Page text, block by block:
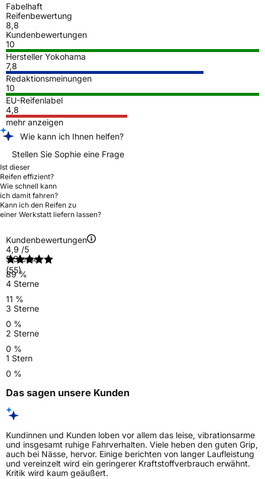
Fabelhaft
Reifenbewertung
8,8
Kundenbewertungen
10
Hersteller Yokohama
7,8
Redaktionsmeinungen
10
EU-Reifenlabel
4,8
mehr anzeigen
Wie kann ich Ihnen helfen?
Stellen Sie Sophie eine Frage
Ist dieser
Reifen effizient?
Wie schnell kann
ich damit fahren?
Kann ich den Reifen zu
einer Werkstatt liefern lassen?
Kundenbewertungen
4,9 /5
(55)
5 Sterne
89 %
4 Sterne
11 %
3 Sterne
0 %
2 Sterne
0 %
1 Stern
0 %
Das sagen unsere Kunden
Kundinnen und Kunden loben vor allem das leise, vibrationsarme
und insgesamt ruhige Fahrverhalten. Viele heben den guten Grip,
auch bei Nässe, hervor. Einige berichten von langer Laufleistung
und vereinzelt wird ein geringerer Kraftstoffverbrauch erwähnt.
Kritik wird kaum geäußert.